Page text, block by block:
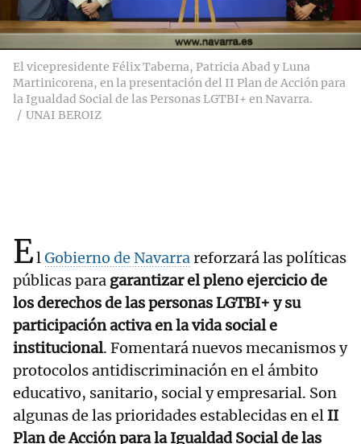
El vicepresidente Félix Taberna, Patricia Abad y Luna
Martinicorena, en la presentación del II Plan de Acción para
la Igualdad Social de las Personas LGTBI+ en Navarra.
UNAI BEROIZ
ElGobierno de Navarrareforzará las políticas
públicas para garantizar el pleno ejercicio de
los derechos de las personas LGTBI+ y su
participación activa en la vida social e
institucional. Fomentará nuevos mecanismos y
protocolos antidiscriminación en el ámbito
educativo, sanitario, social y empresarial. Son
algunas de las prioridades establecidas en el II
Plan de Acción para la Igualdad Social de las